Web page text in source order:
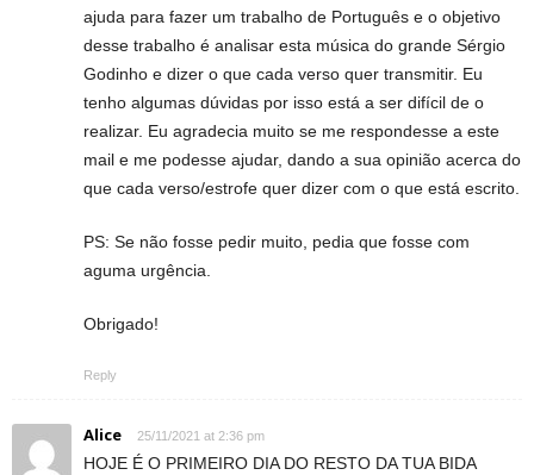
ajuda para fazer um trabalho de Português e o objetivo
desse trabalho é analisar esta música do grande Sérgio
Godinho e dizer o que cada verso quer transmitir. Eu
tenho algumas dúvidas por isso está a ser difícil de o
realizar. Eu agradecia muito se me respondesse a este
mail e me podesse ajudar, dando a sua opinião acerca do
que cada verso/estrofe quer dizer com o que está escrito.
PS: Se não fosse pedir muito, pedia que fosse com
aguma urgência.
Obrigado!
Reply
Alice 25/11/2021 at 2:36 pm
HOJE É O PRIMEIRO DIA DO RESTO DA TUA BIDA